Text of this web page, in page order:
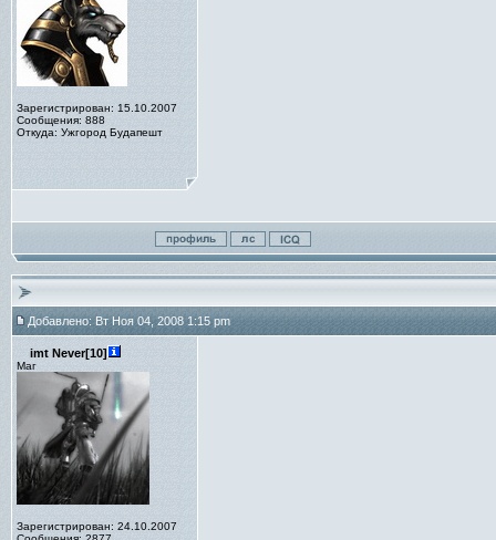
Зарегистрирован: 15.10.2007
Сообщения: 888
Откуда: Ужгород Будапешт
Добавлено: Вт Ноя 04, 2008 1:15 pm
imt Never[10]
Маг
Зарегистрирован: 24.10.2007